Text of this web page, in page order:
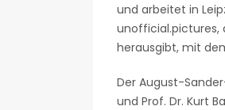
und arbeitet in
unofficial.pictures,
herausgibt, mit
Der August-
und Prof. Dr. Kurt